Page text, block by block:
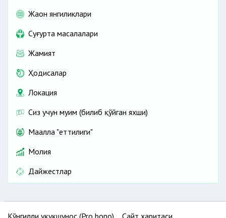
Жаҳон янгиликлари
Cуғурта масалалари
Жамият
Ҳодисалар
Локация
Сиз учун муҳим (билиб қўйган яхши)
Маҳалла "еттилиги"
Молия
Дайжестлар